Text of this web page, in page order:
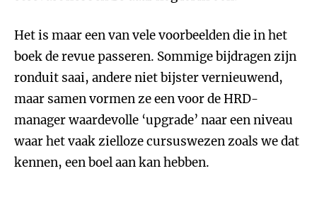
Het is maar een van vele voorbeelden die in het
boek de revue passeren. Sommige bijdragen zijn
ronduit saai, andere niet bijster vernieuwend,
maar samen vormen ze een voor de HRD-
manager waardevolle ‘upgrade’ naar een niveau
waar het vaak zielloze cursuswezen zoals we dat
kennen, een boel aan kan hebben.